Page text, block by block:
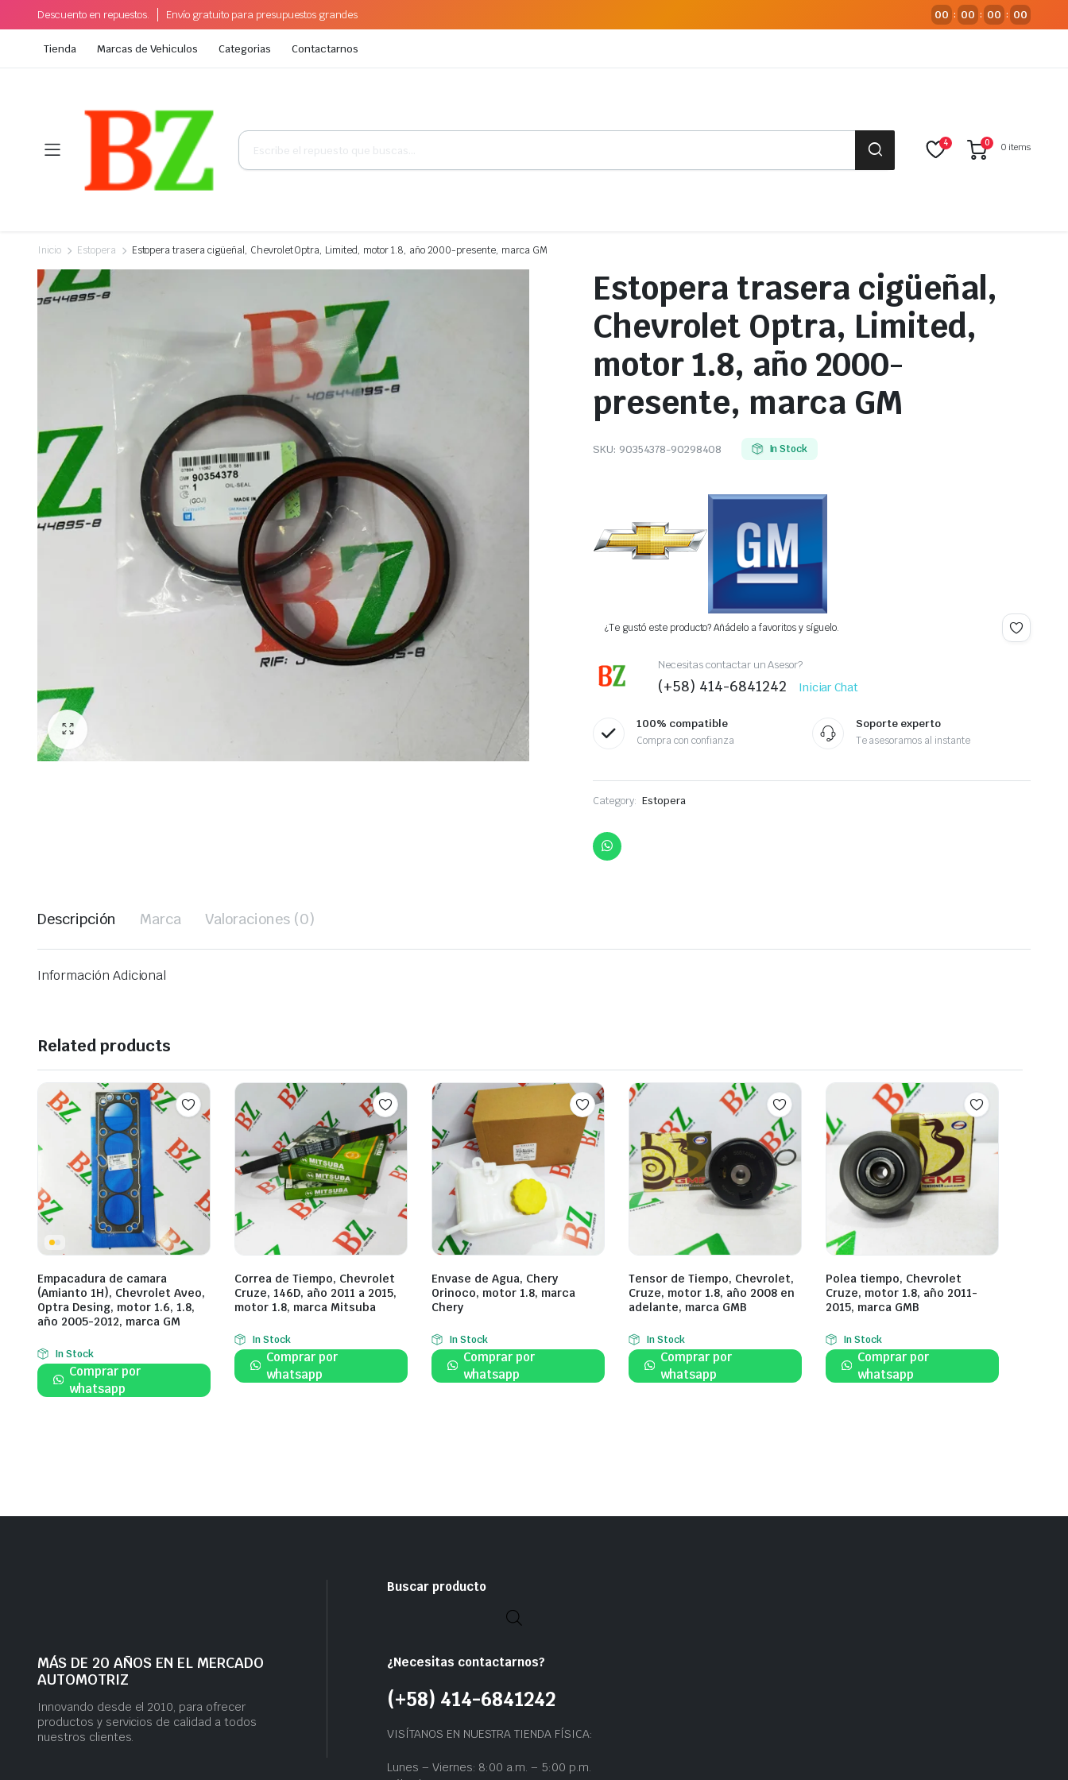
Descuento en repuestos. Envío gratuito para presupuestos grandes 00 : 00 : 00 : 00
Tienda Marcas de Vehiculos Categorias Contactarnos
Búsqueda
productos
4 0 0 items
Inicio Estopera Estopera trasera cigüeñal, Chevrolet Optra, Limited, motor 1.8, año 2000-presente, marca GM
Estopera trasera cigüeñal,
Chevrolet Optra, Limited,
motor 1.8, año 2000-
presente, marca GM
SKU: 90354378-90298408 In Stock
¿Te gustó este producto? Añádelo a favoritos y síguelo.
Necesitas contactar un Asesor?
(+58) 414-6841242 Iniciar Chat
100% compatible
Compra con confianza
Soporte experto
Te asesoramos al instante
Category: Estopera
Descripción Marca Valoraciones (0)
Información Adicional
Related products
Empacadura de camara
(Amianto 1H), Chevrolet Aveo,
Optra Desing, motor 1.6, 1.8,
año 2005-2012, marca GM
In Stock
Comprar por
whatsapp
Correa de Tiempo, Chevrolet
Cruze, 146D, año 2011 a 2015,
motor 1.8, marca Mitsuba
In Stock
Comprar por
whatsapp
Envase de Agua, Chery
Orinoco, motor 1.8, marca
Chery
In Stock
Comprar por
whatsapp
Tensor de Tiempo, Chevrolet,
Cruze, motor 1.8, año 2008 en
adelante, marca GMB
In Stock
Comprar por
whatsapp
Polea tiempo, Chevrolet
Cruze, motor 1.8, año 2011-
2015, marca GMB
In Stock
Comprar por
whatsapp
MÁS DE 20 AÑOS EN EL MERCADO
AUTOMOTRIZ
Innovando desde el 2010, para ofrecer
productos y servicios de calidad a todos
nuestros clientes.
Buscar producto
¿Necesitas contactarnos?
(+58) 414-6841242
VISÍTANOS EN NUESTRA TIENDA FÍSICA:
Lunes – Viernes: 8:00 a.m. – 5:00 p.m.